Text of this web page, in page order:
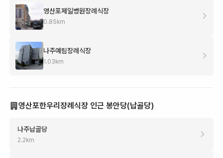
영산포제일병원장례식장
0.85 km
나주예림장례식장
1.03 km
영산포한우리장례식장 인근 봉안당(납골당)
나주납골당
2.2 km